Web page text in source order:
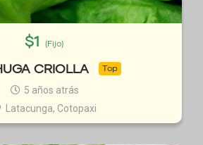
$1 (Fijo)
CRIOLLA Top
5 años atrás
Latacunga, Cotopaxi